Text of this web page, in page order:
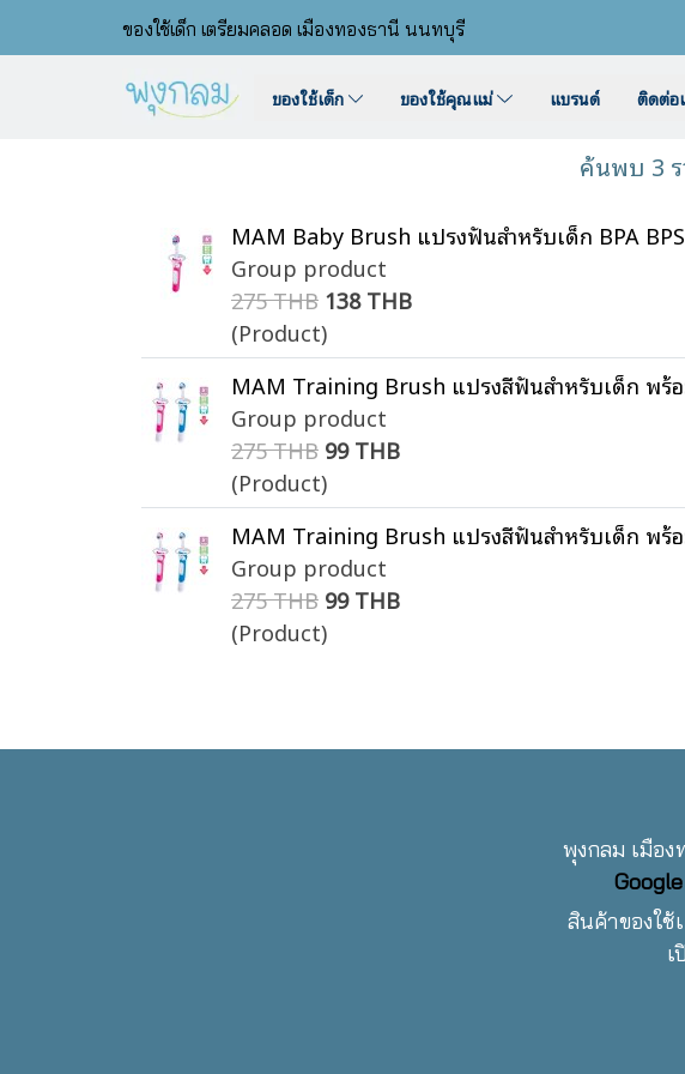
ของใช้เด็ก เตรียมคลอด เมืองทองธานี นนทบุรี
ของใช้เด็ก ของใช้คุณแม่ แบรนด์ ติดต่อ
ค้นพบ 3
MAM Baby Brush แปรงฟันสำหรับเด็ก BPA
Group product
275 THB 138 THB
(Product)
MAM Training Brush แปรงสีฟันสำหรับเด็ก พร้
Group product
275 THB 99 THB
(Product)
MAM Training Brush แปรงสีฟันสำหรับเด็ก พร้
Group product
275 THB 99 THB
(Product)
พุงกลม เมือง
สินค้าของใ
เ